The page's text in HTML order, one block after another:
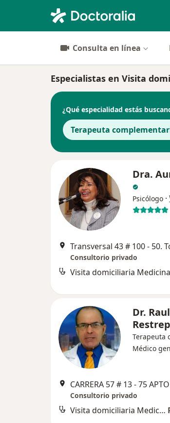
Consulta en línea
Especialistas en Visita
¿Qué especialidad estás
Terapeuta
Dra.
Psicólogo ·
Consultorio privado
Dr.
Terapeuta
Médico
CARRERA 57 # 13 - 75
Consultorio privado
Visita domiciliaria Medicina Alternativa